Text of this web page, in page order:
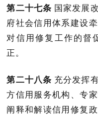
第二十七条 国家发展
府社会信用体系建设
对信用修复 工作的督
正。
第二十八条 充分发挥
方信用服务机构、专
阐释和解读信用修复